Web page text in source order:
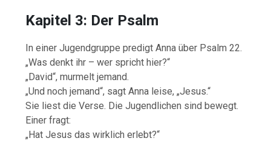
Kapitel 3: Der Psalm
In einer Jugendgruppe predigt Anna über Psalm 22.
„Was denkt ihr – wer spricht hier?“
„David“, murmelt jemand.
„Und noch jemand“, sagt Anna leise, „Jesus.“
Sie liest die Verse. Die Jugendlichen sind bewegt.
Einer fragt:
„Hat Jesus das wirklich erlebt?“